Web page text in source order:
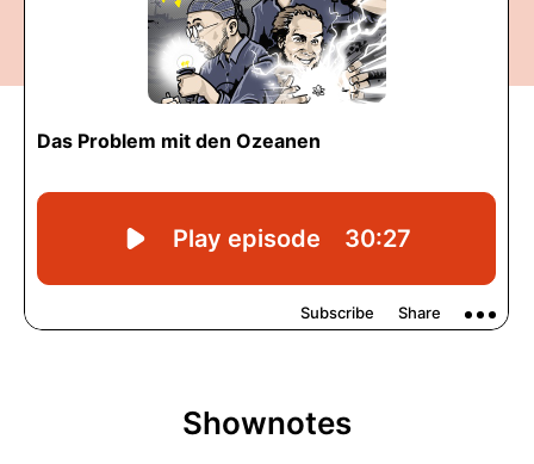
Shownotes